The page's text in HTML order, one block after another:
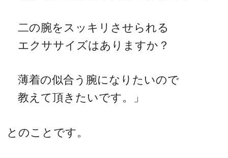
二の腕をスッキリさせられる
エクササイズはありますか？
薄着の似合う腕になりたいので
教えて頂きたいです。」
とのことです。